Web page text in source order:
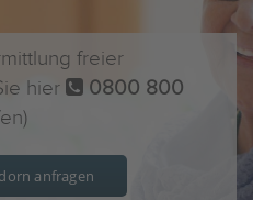
freier
hier
0800 800
anfragen